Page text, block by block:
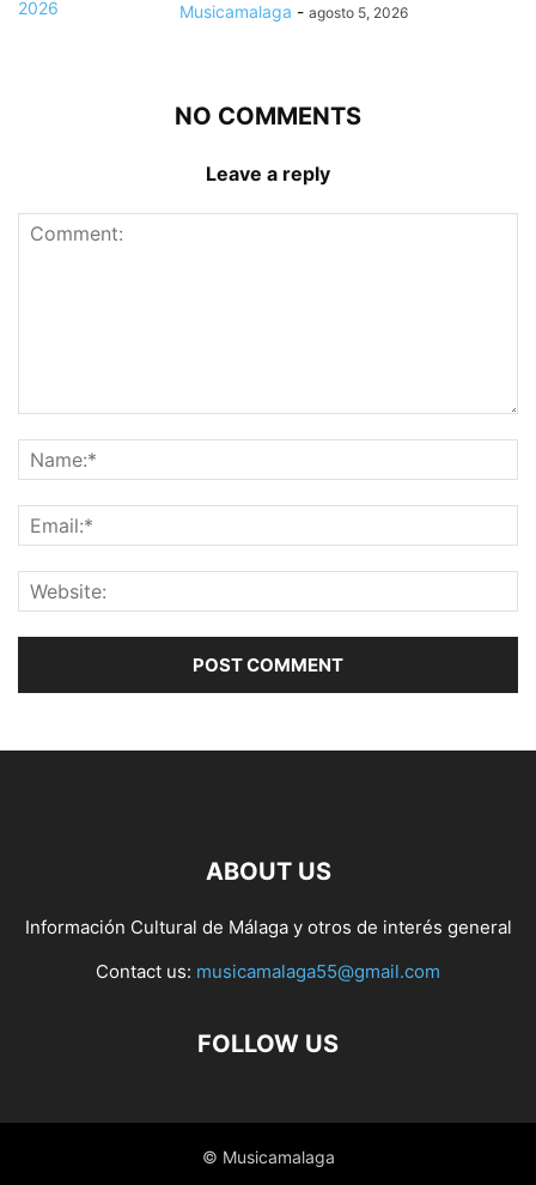
Musicamalaga - agosto 5, 2026
NO COMMENTS
Leave a reply
ABOUT US
Información Cultural de Málaga y otros de interés general
Contact us: musicamalaga55@gmail.com
FOLLOW US
© Musicamalaga